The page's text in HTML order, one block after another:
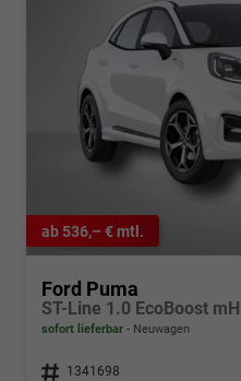
ab 536,– € mtl.
Ford Puma
ST-Line 1.0 EcoBoost
sofort lieferbar Neuwagen
Fahrzeugnr. 1341698